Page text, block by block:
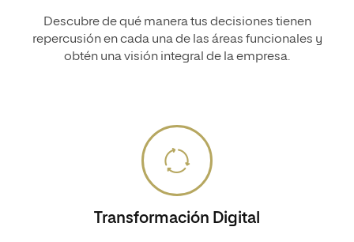
Descubre de qué manera tus decisiones tienen
repercusión en cada una de las áreas funcionales y
obtén una visión integral de la empresa.
Transformación Digital